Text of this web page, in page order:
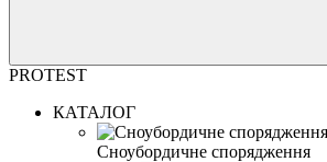
PROTEST
КАТАЛОГ
Сноубордичне спорядження